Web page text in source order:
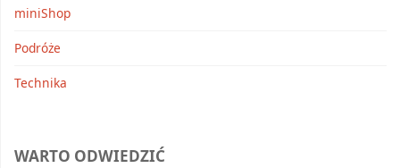
miniShop
Podróże
Technika
WARTO ODWIEDZIĆ